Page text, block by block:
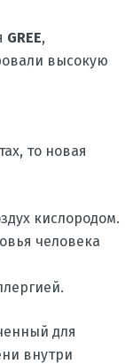
GREE,
высокую
то новая
кислородом.
человека
для
внутри